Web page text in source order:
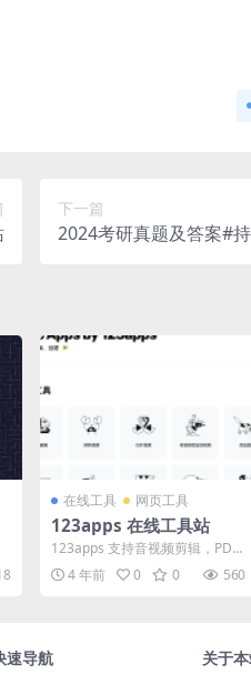
下一篇
2024考研真题及答案#
在线工具 网页工具
123apps 在线工具站
123apps 支持音视频剪辑，PDF
等文件处理，压缩包预览等功能
Web A...
4 年前 0 0 560
速导航 关于